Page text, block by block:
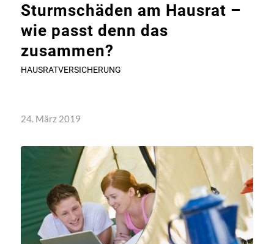
Sturmschäden am Hausrat –
wie passt denn das
zusammen?
HAUSRATVERSICHERUNG
24. März 2019